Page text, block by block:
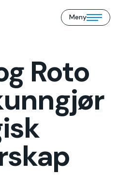
Meny
Open/close
Roto